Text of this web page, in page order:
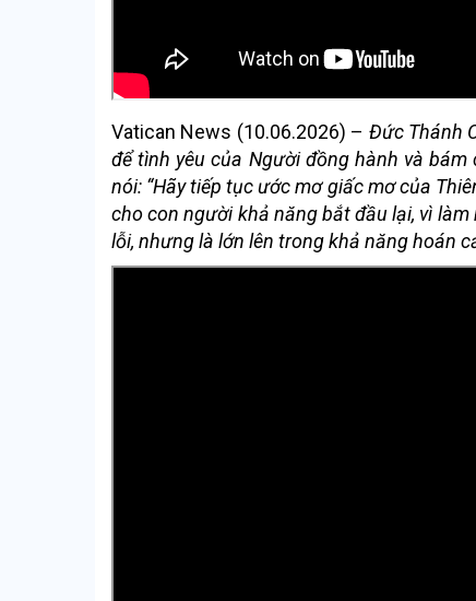
Vatican News (10.06.2026) – Đức Thánh
để tình yêu của Người đồng hành và
nói: “Hãy tiếp tục ước mơ giấc mơ của
cho con người khả năng bắt đầu lại, vì
lỗi, nhưng là lớn lên trong khả năng hoán